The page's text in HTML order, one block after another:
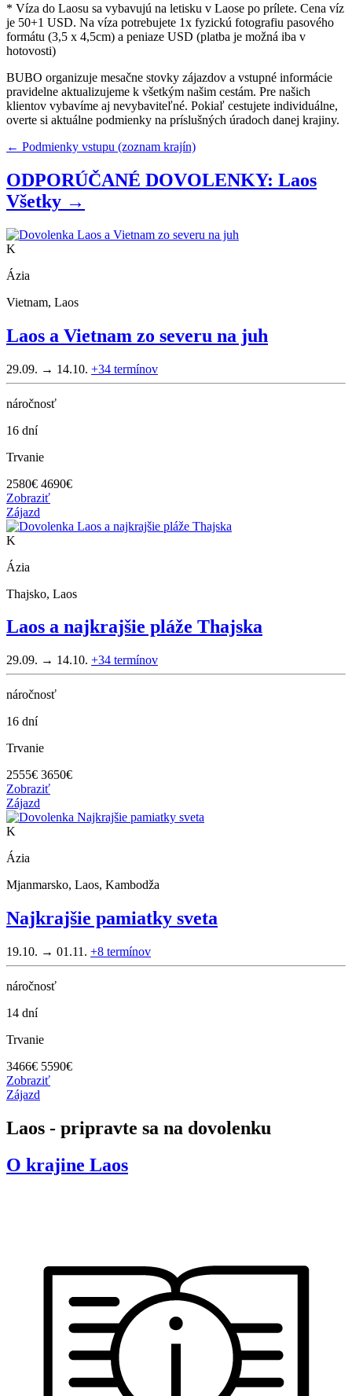
* Víza do Laosu sa vybavujú na letisku v Laose po prílete. Cena víz
je 50+1 USD. Na víza potrebujete 1x fyzickú fotografiu pasového
formátu (3,5 x 4,5cm) a peniaze USD (platba je možná iba v
hotovosti)
BUBO organizuje mesačne stovky zájazdov a vstupné informácie
pravidelne aktualizujeme k všetkým našim cestám. Pre našich
klientov vybavíme aj nevybaviteľné. Pokiaľ cestujete individuálne,
overte si aktuálne podmienky na príslušných úradoch danej krajiny.
← Podmienky vstupu (zoznam krajín)
ODPORÚČANÉ DOVOLENKY: Laos
Všetky →
K
Ázia
Vietnam, Laos
Laos a Vietnam zo severu na juh
29.09. → 14.10. +34 termínov
náročnosť
16 dní
Trvanie
2580€ 4690€
Zobraziť
Zájazd
K
Ázia
Thajsko, Laos
Laos a najkrajšie pláže Thajska
29.09. → 14.10. +34 termínov
náročnosť
16 dní
Trvanie
2555€ 3650€
Zobraziť
Zájazd
K
Ázia
Mjanmarsko, Laos, Kambodža
Najkrajšie pamiatky sveta
19.10. → 01.11. +8 termínov
náročnosť
14 dní
Trvanie
3466€ 5590€
Zobraziť
Zájazd
Laos - pripravte sa na dovolenku
O krajine Laos